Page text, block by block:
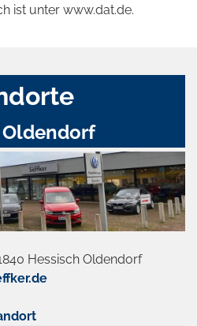
ist unter www.dat.de.
Hessisch Oldendorf